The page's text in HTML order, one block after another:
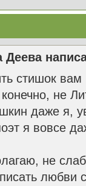
Деева
стишок
не
даже я,
я вовсе
не
любви